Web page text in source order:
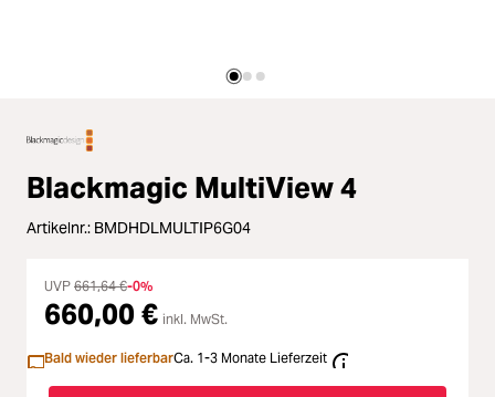
Loading...Zubehör
Loading...Licht & Studio
Loading...Bildbearbeitung
Loading...
Blackmagic MultiView 4
Artikelnr.: BMDHDLMULTIP6G04
UVP 661,64 €-0%
660,00 € inkl. MwSt.
Bald wieder lieferbarCa. 1-3 Monate Lieferzeit